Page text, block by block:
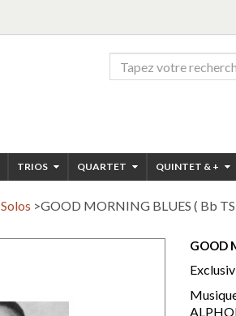
TRIOS QUARTET QUINTET & +
Solos >GOOD MORNING BLUES ( Bb
GOOD